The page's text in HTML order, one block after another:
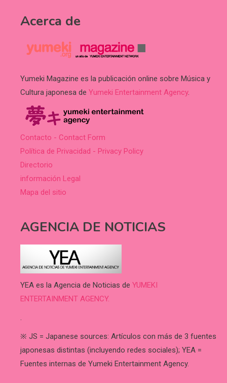
Acerca de
Yumeki Magazine es la publicación online sobre Música y
Cultura japonesa de Yumeki Entertainment Agency.
Contacto - Contact Form
Política de Privacidad - Privacy Policy
Directorio
información Legal
Mapa del sitio
AGENCIA DE NOTICIAS
YEA es la Agencia de Noticias de YUMEKI
ENTERTAINMENT AGENCY.
.
※ JS = Japanese sources: Artículos con más de 3 fuentes
japonesas distintas (incluyendo redes sociales); YEA =
Fuentes internas de Yumeki Entertainment Agency.